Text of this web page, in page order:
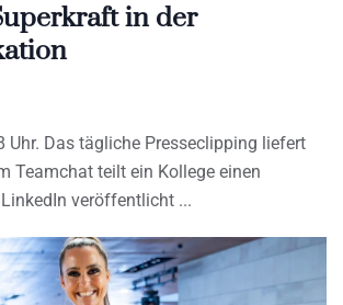
in der
Uhr. Das tägliche Presseclipping liefert
Teamchat teilt ein Kollege einen
veröffentlicht